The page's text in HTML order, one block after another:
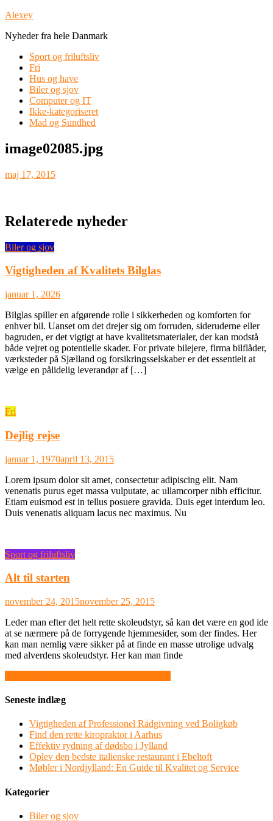
Skip
content
Alexey
Nyheder fra hele Danmark
Sport og friluftsliv
Fri
Hus og have
Biler og sjov
Computer og IT
Ikke-kategoriseret
Mad og Sundhed
image02085.jpg
maj 17, 2015
Relaterede nyheder
Biler og sjov
Vigtigheden af Kvalitets Bilglas
januar 1, 2026
Bilglas spiller en afgørende rolle i sikkerheden og komforten for
enhver bil. Uanset om det drejer sig om forruden, sideruderne eller
bagruden, er det vigtigt at have kvalitetsmaterialer, der kan modstå
både vejret og potentielle skader. For private bilejere, firma bilflåder,
værksteder på Sjælland og forsikringsselskaber er det essentielt at
vælge en pålidelig leverandør af […]
Fri
Dejlig rejse
januar 1, 1970april 13, 2015
Lorem ipsum dolor sit amet, consectetur adipiscing elit. Nam
venenatis purus eget massa vulputate, ac ullamcorper nibh efficitur.
Etiam euismod est in tellus posuere gravida. Duis eget interdum leo.
Duis venenatis aliquam lacus nec maximus. Nu
Sport og friluftsliv
Alt til starten
november 24, 2015november 25, 2015
Leder man efter det helt rette skoleudstyr, så kan det være en god ide
at se nærmere på de forrygende hjemmesider, som der findes. Her
kan man nemlig være sikker på at finde en masse utrolige udvalg
med alverdens skoleudstyr. Her kan man finde
Indlægsnavigation
Seneste indlæg
Vigtigheden af Professionel Rådgivning ved Boligkøb
Find den rette kiropraktor i Aarhus
Effektiv rydning af dødsbo i Jylland
Oplev den bedste italienske restaurant i Ebeltoft
Møbler i Nordjylland: En Guide til Kvalitet og Service
Kategorier
Biler og sjov